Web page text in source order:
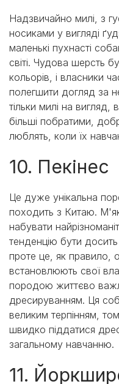
Надзвичайно милі, з
носиками у вигляді
маленькі пухнасті
світі. Чудова шерсть
кольорів, і власники
полегшити догляд за
тільки милі на вигляд,
більші побратими,
люблять, коли їх
10. Пекінес
Це дуже унікальна
походить з Китаю.
набувати
тенденцію бути
проте це, як правило,
встановлюють свої
породою життєво
дресируванням. Ця
великим терпінням,
швидко піддатися
загальному навчанню.
11.